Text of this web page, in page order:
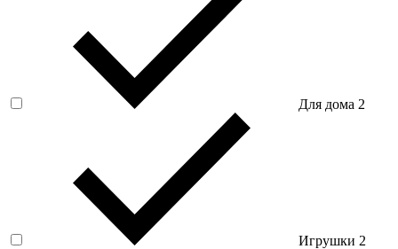
Для дома 2
Игрушки 2